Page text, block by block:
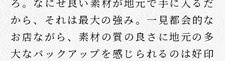
から、それは最大の強み。一見都会的な
お店ながら、素材の質の良さに地元の多
大なバックアップを感じられるのは好印